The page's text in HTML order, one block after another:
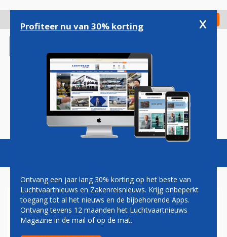
gaan
Check in
Magazine Podcasts Vacatures
MIRIAM KARTMAN EN
VINCENT VAN HOOFF: DE
Profiteer nu van 30% korting x
Ontvang een jaar lang 30% korting op het beste van
Luchtvaartnieuws en Zakenreisnieuws. Krijg onbeperkt
toegang tot al het nieuws en de bijbehorende Apps.
Ontvang tevens 12 maanden het Luchtvaartnieuws
Magazine in de mail of op de mat.